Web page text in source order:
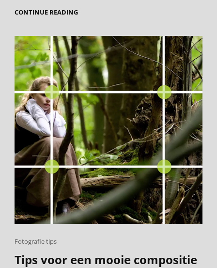
CONTINUE READINGWAAR
JE
HORIZON
VOLGENS
DE
GULDEN
SNEDE
?
Cat
Links
Fotografie tips
Tips voor een mooie compositie